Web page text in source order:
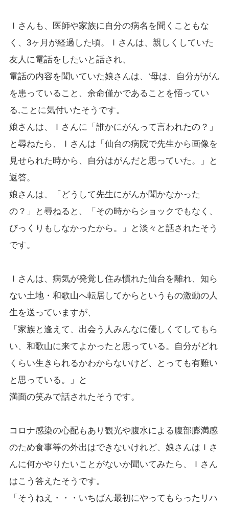
Ｉさんも、医師や家族に自分の病名を聞くこともな
く、3ヶ月が経過した頃。Ｉさんは、親しくしていた
友人に電話をしたいと話され、
電話の内容を聞いていた娘さんは、‘母は、自分ががん
を患っていること、余命僅かであることを悟ってい
る,ことに気付いたそうです。
娘さんは、Ｉさんに「誰かにがんって言われたの？」
と尋ねたら、Ｉさんは「仙台の病院で先生から画像を
見せられた時から、自分はがんだと思っていた。」と
返答。
娘さんは、「どうして先生にがんか聞かなかった
の？」と尋ねると、「その時からショックでもなく、
びっくりもしなかったから。」と淡々と話されたそう
です。
Ｉさんは、病気が発覚し住み慣れた仙台を離れ、知ら
ない土地・和歌山へ転居してからというもの激動の人
生を送っていますが、
「家族と逢えて、出会う人みんなに優しくてしてもら
い、和歌山に来てよかったと思っている。自分がどれ
くらい生きられるかわからないけど、とっても有難い
と思っている。」と
満面の笑みで話されたそうです。
コロナ感染の心配もあり観光や腹水による腹部膨満感
のため食事等の外出はできないけれど、娘さんはＩさ
んに何かやりたいことがないか聞いてみたら、Ｉさん
はこう答えたそうです。
「そうねえ・・・いちばん最初にやってもらったリハ